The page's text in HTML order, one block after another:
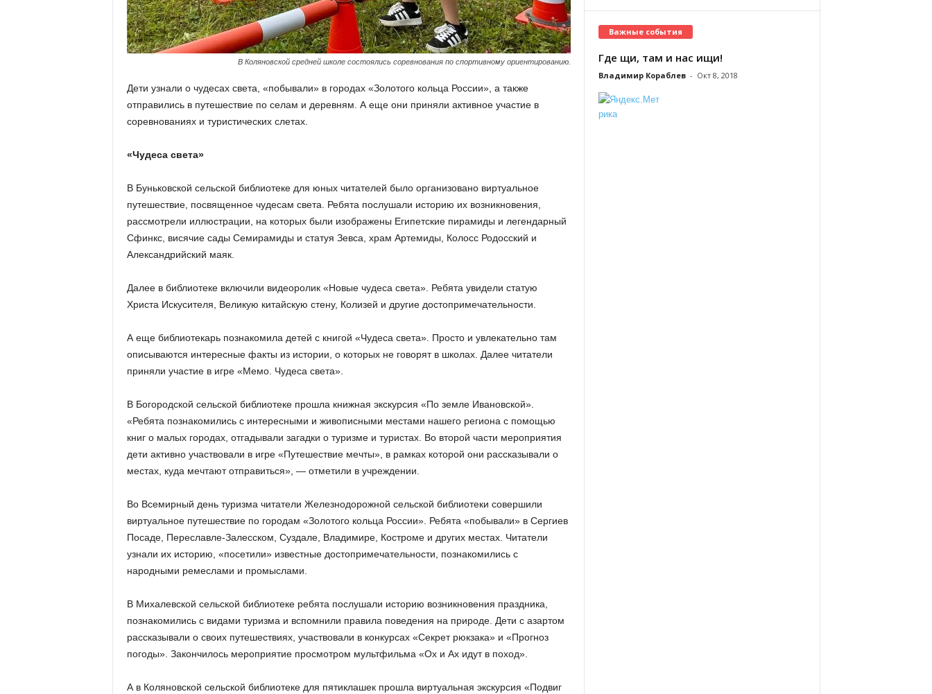
В Коляновской средней школе состоялись соревнования по спортивному ориентированию.
Дети узнали о чудесах света, «побывали» в городах «Золотого кольца России», а также
отправились в путешествие по селам и деревням. А еще они приняли активное участие в
соревнованиях и туристических слетах.
«Чудеса света»
В Буньковской сельской библиотеке для юных читателей было организовано виртуальное
путешествие, посвященное чудесам света. Ребята послушали историю их возникновения,
рассмотрели иллюстрации, на которых были изображены Египетские пирамиды и легендарный
Сфинкс, висячие сады Семирамиды и статуя Зевса, храм Артемиды, Колосс Родосский и
Александрийский маяк.
Далее в библиотеке включили видеоролик «Новые чудеса света». Ребята увидели статую
Христа Искусителя, Великую китайскую стену, Колизей и другие достопримечательности.
А еще библиотекарь познакомила детей с книгой «Чудеса света». Просто и увлекательно там
описываются интересные факты из истории, о которых не говорят в школах. Далее читатели
приняли участие в игре «Мемо. Чудеса света».
В Богородской сельской библиотеке прошла книжная экскурсия «По земле Ивановской».
«Ребята познакомились с интересными и живописными местами нашего региона с помощью
книг о малых городах, отгадывали загадки о туризме и туристах. Во второй части мероприятия
дети активно участвовали в игре «Путешествие мечты», в рамках которой они рассказывали о
местах, куда мечтают отправиться», — отметили в учреждении.
Во Всемирный день туризма читатели Железнодорожной сельской библиотеки совершили
виртуальное путешествие по городам «Золотого кольца России». Ребята «побывали» в Сергиев
Посаде, Переславле-Залесском, Суздале, Владимире, Костроме и других местах. Читатели
узнали их историю, «посетили» известные достопримечательности, познакомились с
народными ремеслами и промыслами.
В Михалевской сельской библиотеке ребята послушали историю возникновения праздника,
познакомились с видами туризма и вспомнили правила поведения на природе. Дети с азартом
рассказывали о своих путешествиях, участвовали в конкурсах «Секрет рюкзака» и «Прогноз
погоды». Закончилось мероприятие просмотром мультфильма «Ох и Ах идут в поход».
А в Коляновской сельской библиотеке для пятиклашек прошла виртуальная экскурсия «Подвиг
Важные события
Где щи, там и нас ищи!
Владимир Кораблев - Окт 8, 2018